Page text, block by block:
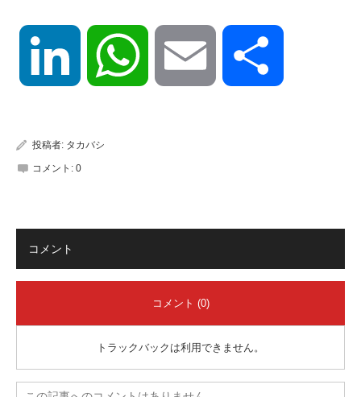
LinkedIn WhatsApp Email
投稿者: タカバシ
コメント: 0
コメント
コメント (0)
トラックバックは利用できません。